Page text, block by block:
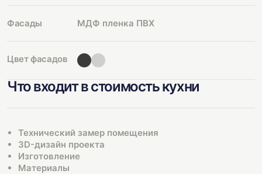
Фасады МДФ пленка ПВХ
Цвет фасадов
Что входит в стоимость кухни
Технический замер помещения
3D-дизайн проекта
Изготовление
Материалы